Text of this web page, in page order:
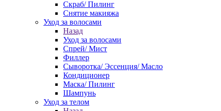
Скраб/ Пилинг
Снятие макияжа
Уход за волосами
Назад
Уход за волосами
Спрей/ Мист
Филлер
Сыворотка/ Эссенция/ Масло
Кондиционер
Маска/ Пилинг
Шампунь
Уход за телом